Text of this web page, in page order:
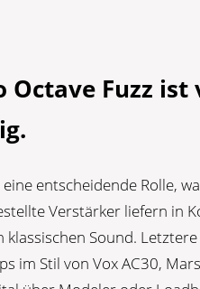
Octave Fuzz ist
entscheidende Rolle,
Verstärker liefern in
klassischen Sound.
im Stil von Vox AC30,